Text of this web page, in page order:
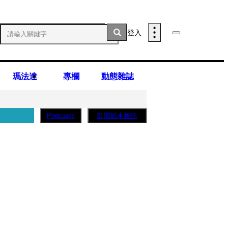
登入
瑪法達 專欄 動態雜誌
Podcasts 訂閱紙本雜誌